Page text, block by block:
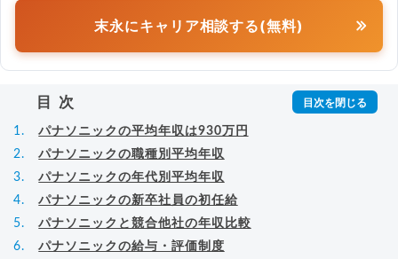
末永にキャリア相談する(無料)
目次
パナソニックの平均年収は930万円
パナソニックの職種別平均年収
パナソニックの年代別平均年収
パナソニックの新卒社員の初任給
パナソニックと競合他社の年収比較
パナソニックの給与・評価制度